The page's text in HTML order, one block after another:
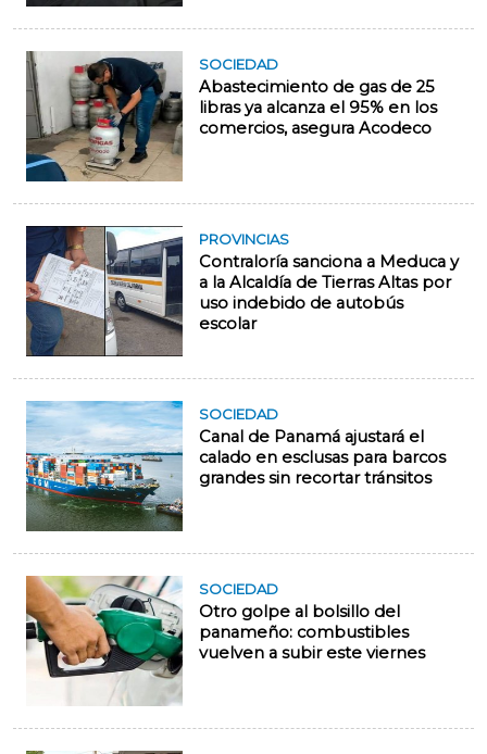
SOCIEDAD
Abastecimiento de gas de 25
libras ya alcanza el 95% en los
comercios, asegura Acodeco
PROVINCIAS
Contraloría sanciona a Meduca y
a la Alcaldía de Tierras Altas por
uso indebido de autobús
escolar
SOCIEDAD
Canal de Panamá ajustará el
calado en esclusas para barcos
grandes sin recortar tránsitos
SOCIEDAD
Otro golpe al bolsillo del
panameño: combustibles
vuelven a subir este viernes